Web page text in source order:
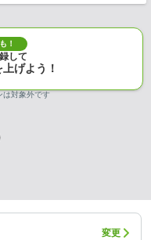
！
して
げよう！
は対象外です
変更